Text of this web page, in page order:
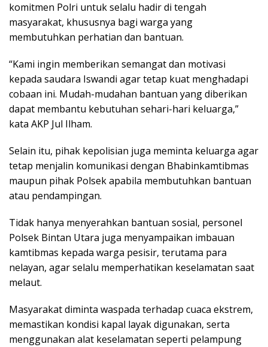
komitmen Polri untuk selalu hadir di tengah
masyarakat, khususnya bagi warga yang
membutuhkan perhatian dan bantuan.
“Kami ingin memberikan semangat dan motivasi
kepada saudara Iswandi agar tetap kuat menghadapi
cobaan ini. Mudah-mudahan bantuan yang diberikan
dapat membantu kebutuhan sehari-hari keluarga,”
kata AKP Jul Ilham.
Selain itu, pihak kepolisian juga meminta keluarga agar
tetap menjalin komunikasi dengan Bhabinkamtibmas
maupun pihak Polsek apabila membutuhkan bantuan
atau pendampingan.
Tidak hanya menyerahkan bantuan sosial, personel
Polsek Bintan Utara juga menyampaikan imbauan
kamtibmas kepada warga pesisir, terutama para
nelayan, agar selalu memperhatikan keselamatan saat
melaut.
Masyarakat diminta waspada terhadap cuaca ekstrem,
memastikan kondisi kapal layak digunakan, serta
menggunakan alat keselamatan seperti pelampung